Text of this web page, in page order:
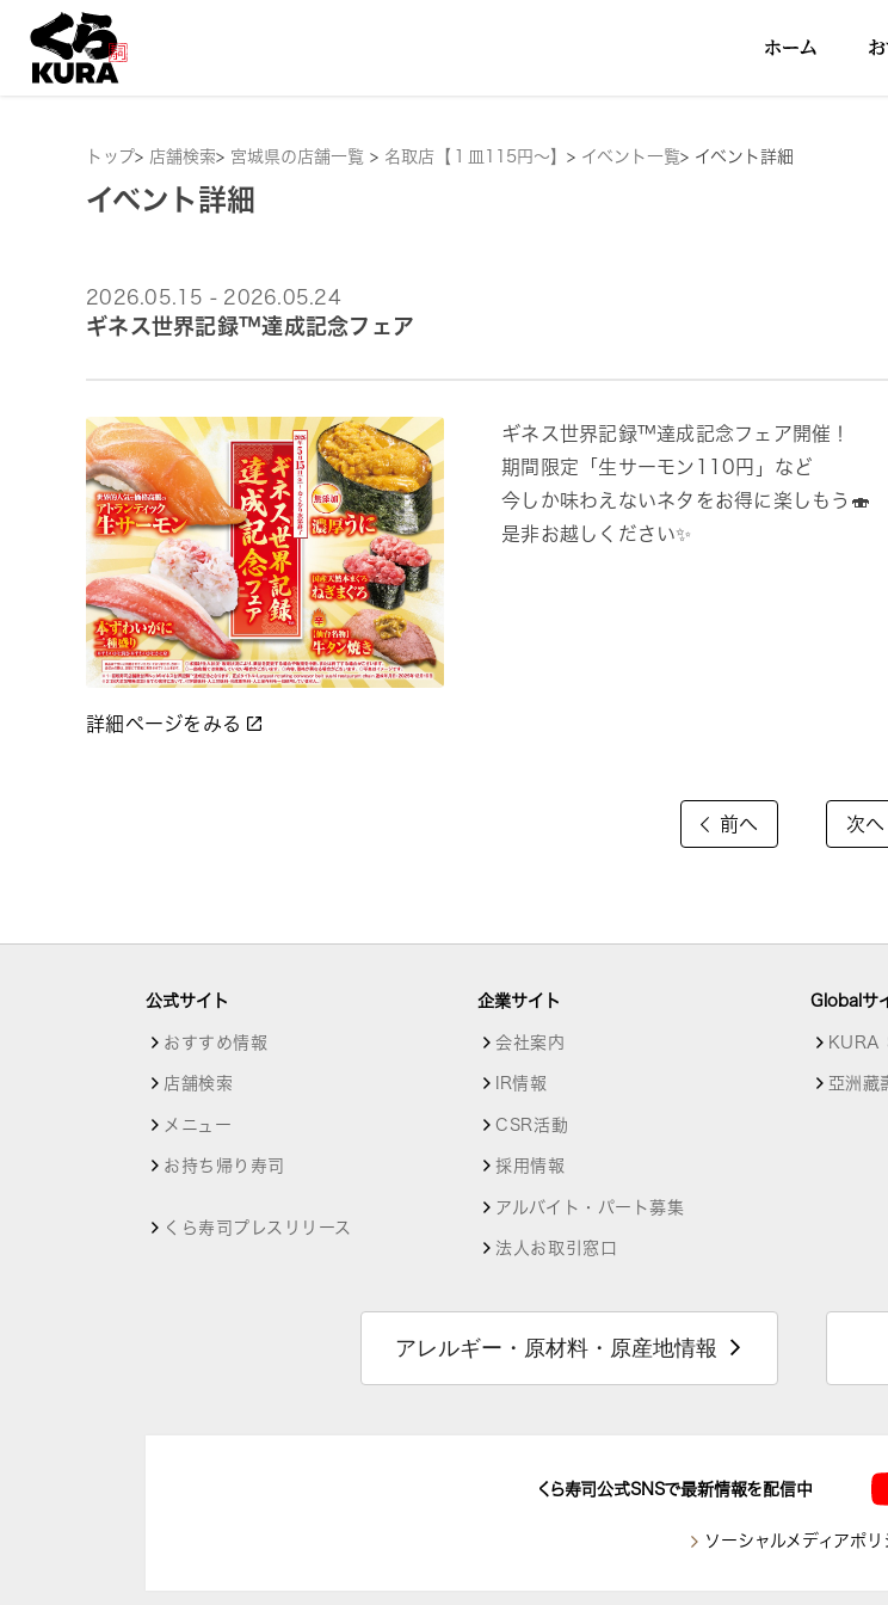
トップ> 店舗検索> 宮城県の店舗一覧 > 名取店【１皿115円～】 > イベント一覧> イベント詳細
イベント詳細
2026.05.15 - 2026.05.24
ギネス世界記録™達成記念フェア
詳細ページをみる
ギネス世界記録™達成記念フェア開催！
期間限定「生サーモン110円」など
今しか味わえないネタをお得に楽しもう🍣
是非お越しください✨
前へ 次へ
公式サイト
おすすめ情報
店舗検索
メニュー
お持ち帰り寿司
くら寿司プレスリリース
企業サイト
会社案内
IR情報
CSR活動
採用情報
アルバイト・パート募集
法人お取引窓口
Globalサ
KURA
亞洲藏
アレルギー・原材料・原産地情報
くら寿司公式SNSで最新情報を配信中
ソーシャルメディアポリ